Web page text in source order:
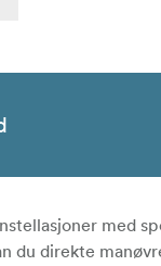
med
du direkte